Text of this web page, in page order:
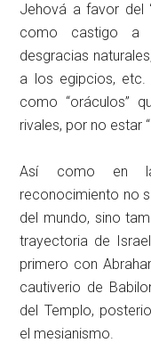
Jehová a favor del
como castigo a
desgracias
a los egipcios, etc.
como “oráculos”
rivales, por no estar
Así como en
reconocimiento no
del mundo, sino
trayectoria de
primero con
cautiverio de
del Templo,
el mesianismo.